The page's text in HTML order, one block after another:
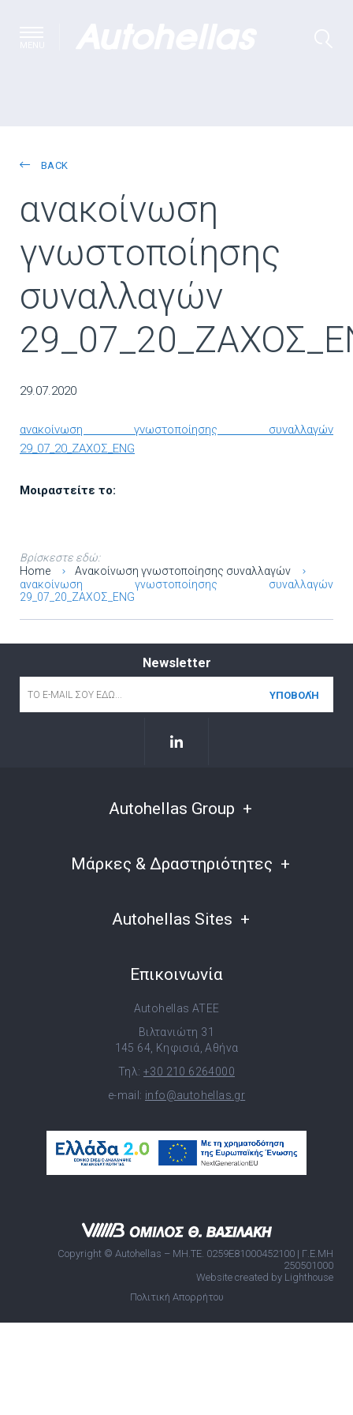
BACK
ανακοίνωση
γνωστοποίησης
συναλλαγών
29.07.2020
ανακοίνωση γνωστοποίησης συναλλαγών
29_07_20_ΖΑΧΟΣ_ENG
Μοιραστείτε το:
Βρίσκεστε εδώ:
Home
Ανακοίνωση γνωστοποίησης συναλλαγών
ανακοίνωση γνωστοποίησης συναλλαγών
29_07_20_ΖΑΧΟΣ_ENG
Newsletter
Autohellas Group
Μάρκες & Δραστηριότητες
Autohellas Sites
Επικοινωνία
Autohellas ATEE
Βιλτανιώτη 31
145 64, Κηφισιά, Αθήνα
Τηλ: +30 210 6264000
e-mail: info@autohellas.gr
Copyright © Autohellas – ΜΗ.ΤΕ. 0259E81000452100 | Γ.Ε.ΜΗ
250501000
Website created by Lighthouse
Πολιτική Απορρήτου